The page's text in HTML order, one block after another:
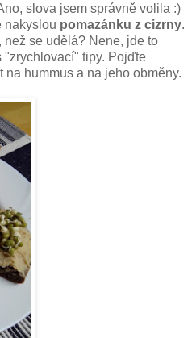
slova jsem správně volila :)
nakyslou pomazánku z cizrny.
se udělá? Nene, jde to
"zrychlovací" tipy. Pojďte
na hummus a na jeho obměny.